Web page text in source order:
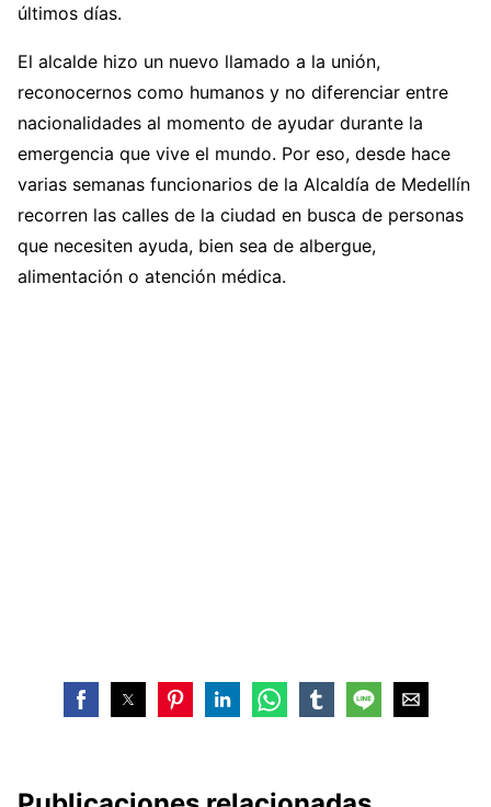
últimos días.
El alcalde hizo un nuevo llamado a la unión,
reconocernos como humanos y no diferenciar entre
nacionalidades al momento de ayudar durante la
emergencia que vive el mundo. Por eso, desde hace
varias semanas funcionarios de la Alcaldía de Medellín
recorren las calles de la ciudad en busca de personas
que necesiten ayuda, bien sea de albergue,
alimentación o atención médica.